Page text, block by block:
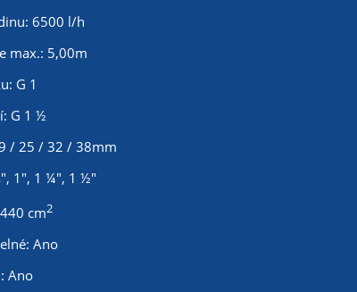
6500 l/h
max.: 5,00m
G 1
G 1 ½
/ 25 / 32 / 38mm
1", 1 ¼", 1 ½"
cm2
Ano
Ano